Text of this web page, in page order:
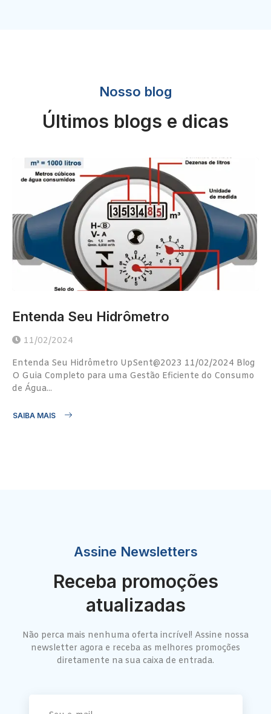
Nosso blog
Últimos blogs e dicas
Entenda Seu Hidrômetro
11/02/2024
Entenda Seu Hidrômetro UpSent@2023 11/02/2024 Blog
O Guia Completo para uma Gestão Eficiente do Consumo
de Água...
SAIBA MAIS
Assine Newsletters
Receba promoções
atualizadas
Não perca mais nenhuma oferta incrível! Assine nossa
newsletter agora e receba as melhores promoções
diretamente na sua caixa de entrada.